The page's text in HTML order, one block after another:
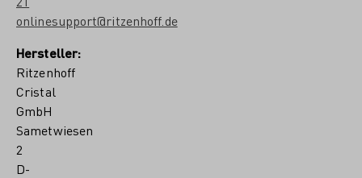
onlinesupport@ritzenhoff.de
Hersteller:
Ritzenhoff
Cristal
GmbH
Sametwiesen
2
D-